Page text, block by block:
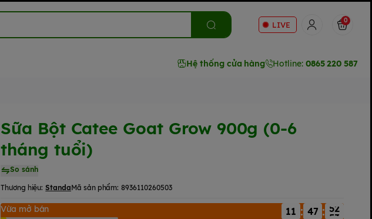
LIVE 0
Hệ thống cửa hàng Hotline: 0865 220 587
Sữa Bột Catee Goat Grow 900g (0-6
tháng tuổi)
So sánh
Thương hiệu: StandaMã sản phẩm: 8936110260503
Vừa mở bán 11 : :